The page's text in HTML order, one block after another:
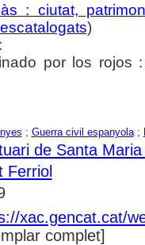
: ciutat,
)
por los rojos
; Guerra civil espanyola;
de Santa
Ferriol
xac.gencat.cat/
complet]